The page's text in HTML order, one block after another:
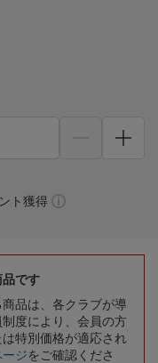
ト獲得
品です
品は、各クラブが導
度により、会員の方
特別価格が適応され
ジをご確認くださ